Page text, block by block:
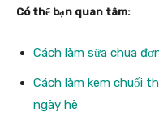
Có thể bạn quan tâm:
Cách làm sữa chua
Cách làm kem chuối
ngày hè